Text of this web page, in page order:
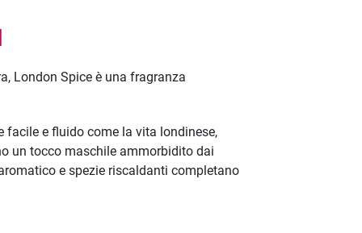
London Spice è una fragranza
facile e fluido come la vita londinese,
un tocco maschile ammorbidito dai
e spezie riscaldanti completano